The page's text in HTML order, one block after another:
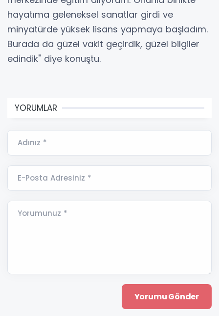
hayatıma geleneksel sanatlar girdi ve
minyatürde yüksek lisans yapmaya başladım.
Burada da güzel vakit geçirdik, güzel bilgiler
edindik" diye konuştu.
YORUMLAR
Adınız *
E-Posta Adresiniz *
Yorumunuz *